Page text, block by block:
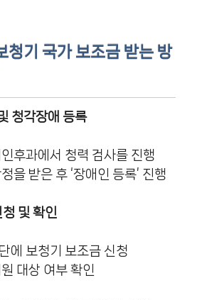
청기 국가 보조금 받는 방
청각장애 등록
후과에서 청력 검사를 진행
을 받은 후 ‘장애인 등록’ 진행
및 확인
에 보청기 보조금 신청
대상 여부 확인